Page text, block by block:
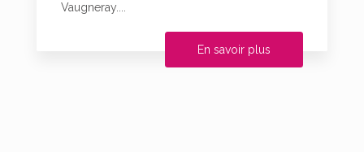
Vaugneray....
En savoir plus